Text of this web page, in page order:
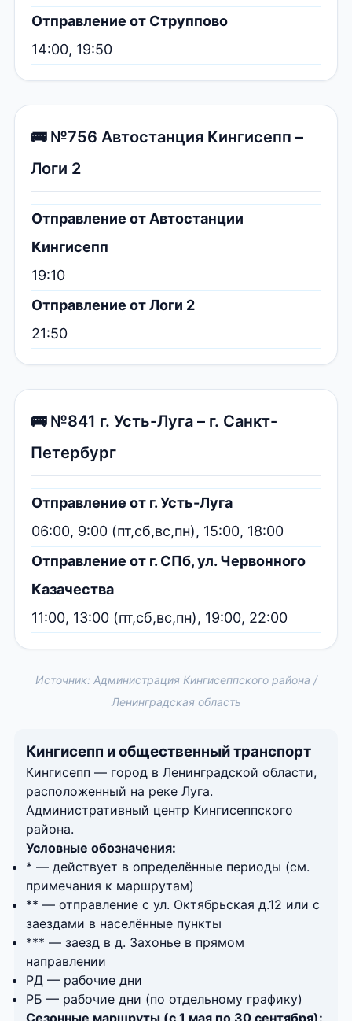
Отправление от Струппово
14:00, 19:50
🚌 №756 Автостанция Кингисепп –
Логи 2
Отправление от Автостанции
Кингисепп
19:10
Отправление от Логи 2
21:50
🚌 №841 г. Усть-Луга – г. Санкт-
Петербург
Отправление от г. Усть-Луга
06:00, 9:00 (пт,сб,вс,пн), 15:00, 18:00
Отправление от г. СПб, ул. Червонного
Казачества
11:00, 13:00 (пт,сб,вс,пн), 19:00, 22:00
Источник: Администрация Кингисеппского района /
Ленинградская область
Кингисепп и общественный транспорт
Кингисепп — город в Ленинградской области,
расположенный на реке Луга.
Административный центр Кингисеппского
района.
Условные обозначения:
* — действует в определённые периоды (см.
примечания к маршрутам)
** — отправление с ул. Октябрьская д.12 или с
заездами в населённые пункты
*** — заезд в д. Захонье в прямом
направлении
РД — рабочие дни
РБ — рабочие дни (по отдельному графику)
Сезонные маршруты (с 1 мая по 30 сентября):